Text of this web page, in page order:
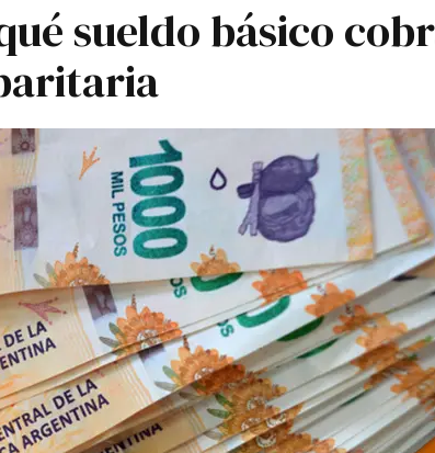
sueldo básico